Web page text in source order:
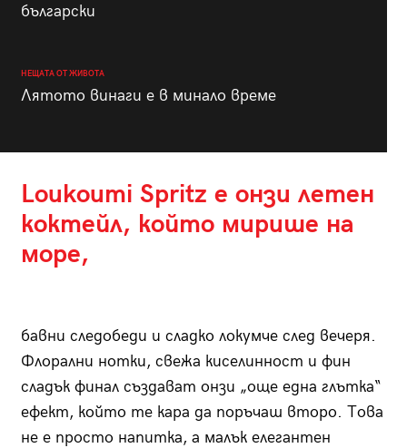
български
НЕЩАТА ОТ ЖИВОТА
Лятото винаги е в минало време
Loukoumi Spritz е онзи летен
коктейл, който мирише на
море,
бавни следобеди и сладко локумче след вечеря.
Флорални нотки, свежа киселинност и фин
сладък финал създават онзи „още една глътка“
ефект, който те кара да поръчаш второ. Това
не е просто напитка, а малък елегантен